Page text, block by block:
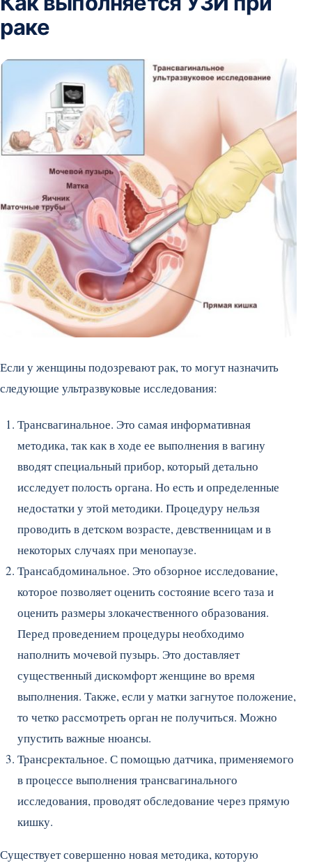
раке
Если у женщины подозревают рак, то могут назначить
следующие ультразвуковые исследования:
Трансвагинальное. Это самая информативная
методика, так как в ходе ее выполнения в вагину
вводят специальный прибор, который детально
исследует полость органа. Но есть и определенные
недостатки у этой методики. Процедуру нельзя
проводить в детском возрасте, девственницам и в
некоторых случаях при менопаузе.
Трансабдоминальное. Это обзорное исследование,
которое позволяет оценить состояние всего таза и
оценить размеры злокачественного образования.
Перед проведением процедуры необходимо
наполнить мочевой пузырь. Это доставляет
существенный дискомфорт женщине во время
выполнения. Также, если у матки загнутое положение,
то четко рассмотреть орган не получиться. Можно
упустить важные нюансы.
Трансректальное. С помощью датчика, применяемого
в процессе выполнения трансвагинального
исследования, проводят обследование через прямую
кишку.
Существует совершенно новая методика, которую